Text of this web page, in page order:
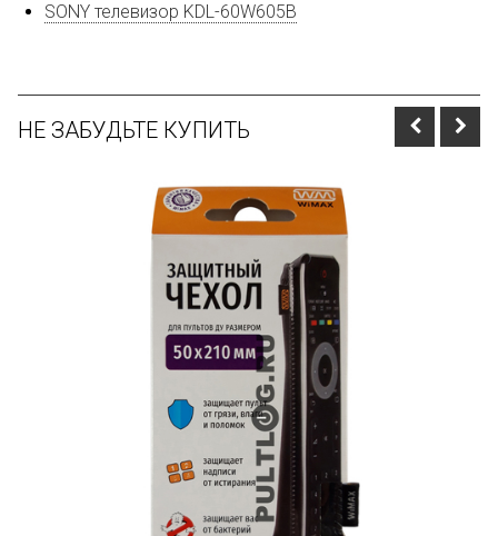
SONY телевизор KDL-60W605B
НЕ ЗАБУДЬТЕ КУПИТЬ